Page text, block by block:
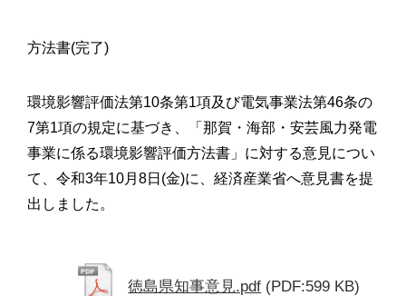
方法書(完了)
環境影響評価法第10条第1項及び電気事業法第46条の
7第1項の規定に基づき、「那賀・海部・安芸風力発電
事業に係る環境影響評価方法書」に対する意見につい
て、令和3年10月8日(金)に、経済産業省へ意見書を提
出しました。
徳島県知事意見.pdf (PDF:599 KB)